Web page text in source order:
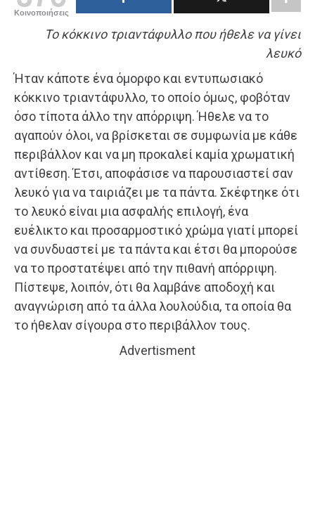
Κοινοποιήσεις
Το κόκκινο τριαντάφυλλο που ήθελε να γίνει
λευκό
Ήταν κάποτε ένα όμορφο και εντυπωσιακό
κόκκινο τριαντάφυλλο, το οποίο όμως, φοβόταν
όσο τίποτα άλλο την απόρριψη. Ήθελε να το
αγαπούν όλοι, να βρίσκεται σε συμφωνία με κάθε
περιβάλλον και να μη προκαλεί καμία χρωματική
αντίθεση. Έτσι, αποφάσισε να παρουσιαστεί σαν
λευκό για να ταιριάζει με τα πάντα. Σκέφτηκε ότι
το λευκό είναι μια ασφαλής επιλογή, ένα
ευέλικτο και προσαρμοστικό χρώμα γιατί μπορεί
να συνδυαστεί με τα πάντα και έτσι θα μπορούσε
να το προστατέψει από την πιθανή απόρριψη.
Πίστεψε, λοιπόν, ότι θα λαμβάνε αποδοχή και
αναγνώριση από τα άλλα λουλούδια, τα οποία θα
το ήθελαν σίγουρα στο περιβάλλον τους.
Advertisment